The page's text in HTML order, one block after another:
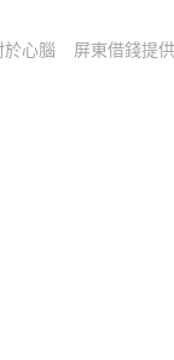
心腦
屏東借錢提